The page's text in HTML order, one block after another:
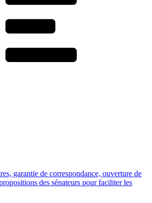
garantie de correspondance, ouverture de
des sénateurs pour faciliter les